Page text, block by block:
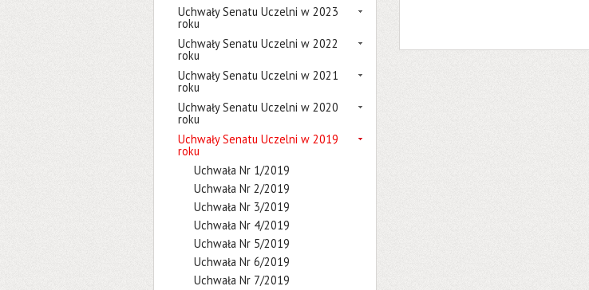
Uchwały Senatu Uczelni w 2023
roku
Uchwały Senatu Uczelni w 2022
roku
Uchwały Senatu Uczelni w 2021
roku
Uchwały Senatu Uczelni w 2020
roku
Uchwały Senatu Uczelni w 2019
roku
Uchwała Nr 1/2019
Uchwała Nr 2/2019
Uchwała Nr 3/2019
Uchwała Nr 4/2019
Uchwała Nr 5/2019
Uchwała Nr 6/2019
Uchwała Nr 7/2019